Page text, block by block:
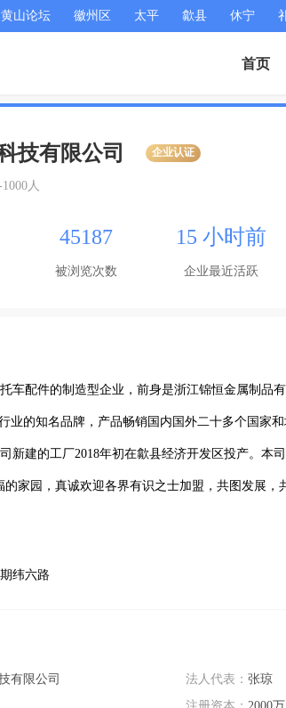
黄山论坛 徽州区 太平 歙县 休宁
首页
技有限公司 企业认证
1000人
45187
被浏览次数
15 小时前
企业最近活跃
车配件的制造型企业，前身是浙江锦恒金属制品
业的知名品牌，产品畅销国内国外二十多个国家
新建的工厂2018年初在歙县经济开发区投产。本
家园，真诚欢迎各界有识之士加盟，共图发展，
纬六路
有限公司
法人代表： 张琼